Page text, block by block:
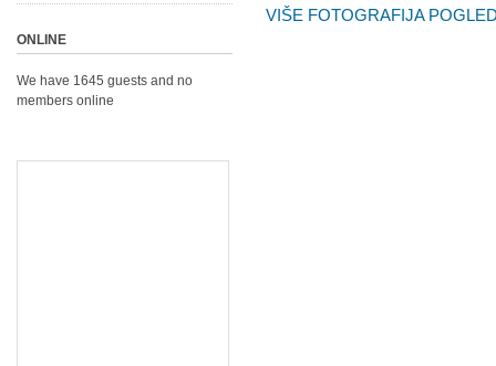
VIŠE FOTOGRAFIJA
ONLINE
We have 1645 guests and no
members online